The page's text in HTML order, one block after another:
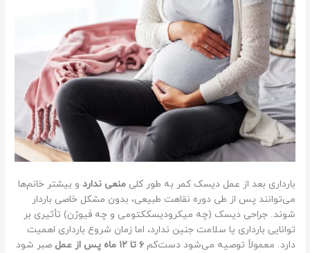
بارداری بعد از عمل دیسک کمر به طور کلیمنعی ندارد و بیشتر خانم‌ها
می‌توانند پس از طی دوره نقاهت طبیعی، بدون مشکل خاصی باردار
شوند. جراحی دیسک (چه میکرودیسککتومی و چه فیوژن) تأثیری بر
توانایی بارداری یا سلامت جنین ندارد، اما زمان شروع بارداری اهمیت
دارد. معمولاً توصیه می‌شود دست‌کم۶ تا ۱۲ ماه پس از عمل
صبر شود